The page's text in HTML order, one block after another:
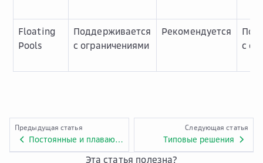
Floating
Pools
Поддерживается
с ограничениями
Рекомендуется
с
Предыдущая статья
Постоянные и плавающие пулы рабочих столов
Следующая статья
Типовые решения
Эта статья полезна?